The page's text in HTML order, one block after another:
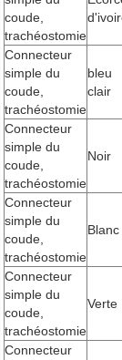
coude,
trachéostomie
Connecteur
simple du
coude,
trachéostomie
bleu
clair
Connecteur
simple du
coude,
trachéostomie
Noir
Connecteur
simple du
coude,
trachéostomie
Blanc
Connecteur
simple du
coude,
trachéostomie
Verte
Connecteur